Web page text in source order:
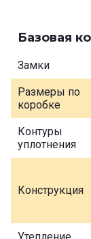
Базовая
Замки
Размеры по
коробке
Контуры
уплотнения
Конструкция
Утепление